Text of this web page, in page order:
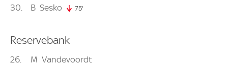
30 B Sesko 75'
Reservebank
26 M Vandevoordt